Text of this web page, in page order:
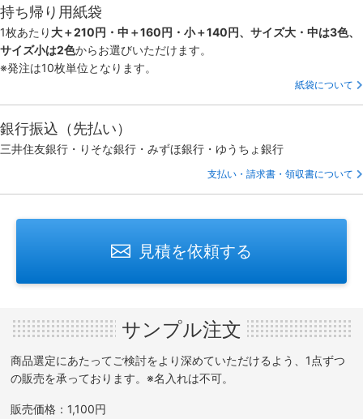
持ち帰り用紙袋
1枚あたり 大＋210円・中＋160円・小＋140円、サイズ大・中は3色、
サイズ小は2色からお選びいただけます。
※発注は10枚単位となります。
紙袋について
銀行振込（先払い）
三井住友銀行・りそな銀行・みずほ銀行・ゆうちょ銀行
支払い・請求書・領収書について
見積を依頼する
サンプル注文
商品選定にあたってご検討をより深めていただけるよう、1点ずつ
の販売を承っております。※名入れは不可。
販売価格：1,100円